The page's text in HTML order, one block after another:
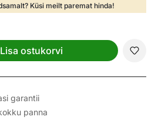
Küsi meilt paremat hinda!
Lisa ostukorvi
garantii
panna